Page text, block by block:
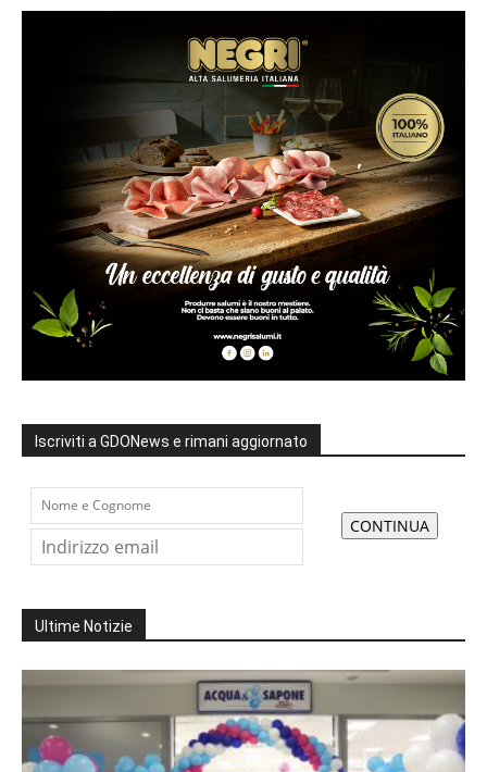
Iscriviti a GDONews e rimani aggiornato
Ultime Notizie